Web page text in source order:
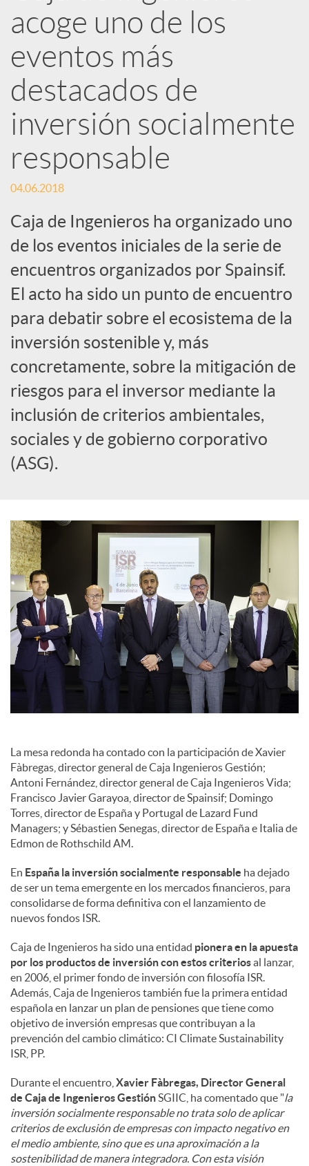
d
e
s
S
o
c
i
a
l
e
acoge uno de los
eventos más
destacados de
inversión socialmente
responsable
04.06.2018
Caja de Ingenieros ha organizado uno
de los eventos iniciales de la serie de
encuentros organizados por Spainsif.
El acto ha sido un punto de encuentro
para debatir sobre el ecosistema de la
inversión sostenible y, más
concretamente, sobre la mitigación de
riesgos para el inversor mediante la
inclusión de criterios ambientales,
sociales y de gobierno corporativo
(ASG).
La mesa redonda ha contado con la participación de Xavier
Fàbregas, director general de Caja Ingenieros Gestión;
Antoni Fernández, director general de Caja Ingenieros Vida;
Francisco Javier Garayoa, director de Spainsif; Domingo
Torres, director de España y Portugal de Lazard Fund
Managers; y Sébastien Senegas, director de España e Italia de
Edmon de Rothschild AM.
En España la inversión socialmente responsable ha dejado
de ser un tema emergente en los mercados financieros, para
consolidarse de forma definitiva con el lanzamiento de
nuevos fondos ISR.
Caja de Ingenieros ha sido una entidad pionera en la apuesta
por los productos de inversióncon estos criteriosal lanzar,
en 2006, el primer fondo de inversión con filosofía ISR.
Además, Caja de Ingenieros también fue la primera entidad
española en lanzar un plan de pensiones que tiene como
objetivo de inversión empresas que contribuyan a la
prevención del cambio climático: CI Climate Sustainability
ISR, PP.
Durante el encuentro, Xavier Fàbregas, Director General
de Caja de Ingenieros GestiónSGIIC, ha comentado que "la
inversión socialmente responsable no trata solo de aplicar
criterios de exclusión de empresas con impacto negativo en
el medio ambiente, sino que es una aproximación a la
sostenibilidad de manera integradora. Con esta visión